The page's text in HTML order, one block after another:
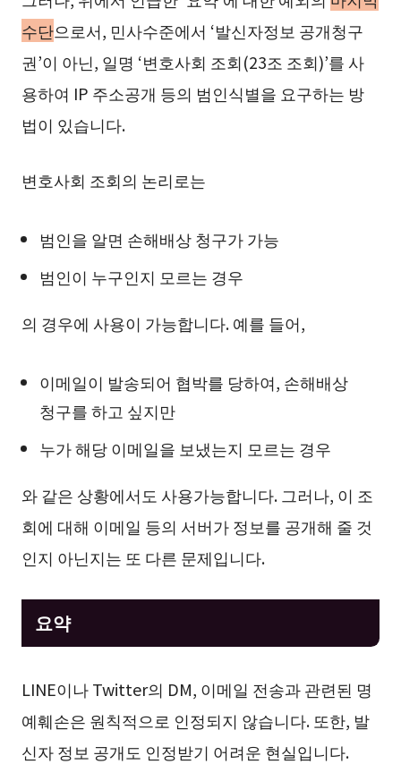
수단으로서, 민사수준에서 ‘발신자정보 공개청구
권’이 아닌, 일명 ‘변호사회 조회(23조 조회)’를 사
용하여 IP 주소공개 등의 범인식별을 요구하는 방
법이 있습니다.
변호사회 조회의 논리로는
범인을 알면 손해배상 청구가 가능
범인이 누구인지 모르는 경우
의 경우에 사용이 가능합니다. 예를 들어,
이메일이 발송되어 협박를 당하여, 손해배상
청구를 하고 싶지만
누가 해당 이메일을 보냈는지 모르는 경우
와 같은 상황에서도 사용가능합니다. 그러나, 이 조
회에 대해 이메일 등의 서버가 정보를 공개해 줄 것
인지 아닌지는 또 다른 문제입니다.
요약
LINE이나 Twitter의 DM, 이메일 전송과 관련된 명
예훼손은 원칙적으로 인정되지 않습니다. 또한, 발
신자 정보 공개도 인정받기 어려운 현실입니다.